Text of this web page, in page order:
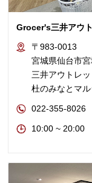
Grocer's三井アウ
〒983-0013
宮城県仙台市
三井アウトレ
杜のみなとマ
022-355-8026
10:00 ~ 20:00